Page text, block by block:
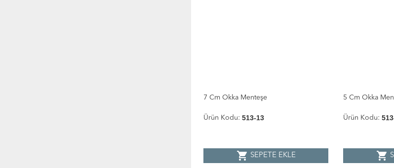
7 Cm Okka Menteşe
Ürün Kodu: 513-13
shopping_cart SEPETE EKLE
5 Cm Okka
Ürün Kodu:
shopping_cart